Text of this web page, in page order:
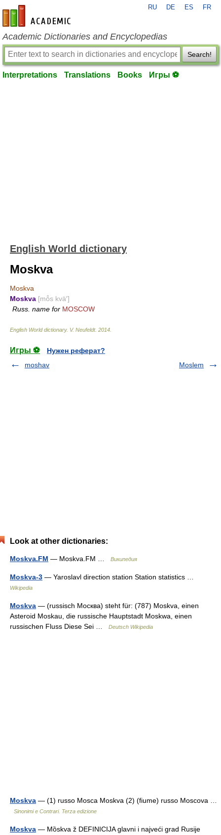
en-academic.com
RU DE ES FR
Academic Dictionaries and Encyclopedias
Search!
Interpretations Translations Books Игры ⚽
English World dictionary
Moskva
Moskva
Moskva [mō̂s kvä′]
Russ. name for MOSCOW
English World dictionary. V. Neufeldt. 2014
Игры ⚽
Нужен реферат?
moshav
Moslem
Look at other dictionaries:
Moskva.FM — Moskva.FM … Википедия
Moskva-3 — Yaroslavl direction station Station statistics …
Wikipedia
Moskva — (russisch Москва) steht für: (787) Moskva, einen
Asteroid Moskau, die russische Hauptstadt Moskwa, einen
russischen Fluss Diese Sei …
Deutsch Wikipedia
Moskva — (1) russo Mosca Moskva (2) (fiume) russo Moscova …
Sinonimi e Contrari. Terza edizione
Moskva — Mȍskva ž DEFINICIJA glavni i najveći grad Rusije